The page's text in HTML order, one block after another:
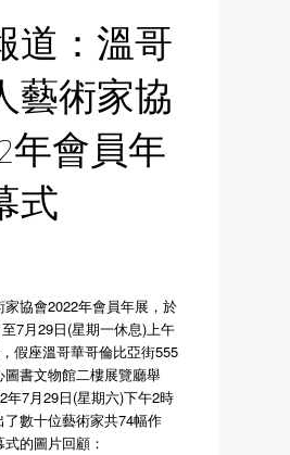
道：溫哥
藝術家協
年會員年
式
協會2022年會員年展，於
7月29日(星期一休息)上午
假座溫哥華哥倫比亞街555
書文物館二樓展覽廳舉
年7月29日(星期六)下午2時
數十位藝術家共74幅作
的圖片回顧：